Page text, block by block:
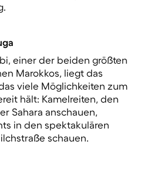
einer der beiden größten
Marokkos, liegt das
viele Möglichkeiten zum
hält: Kamelreiten, den
Sahara anschauen,
in den spektakulären
schauen.